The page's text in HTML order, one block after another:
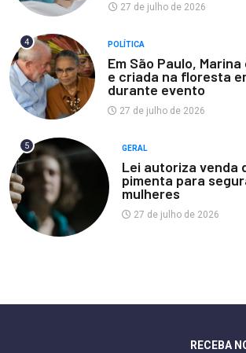
27 de julho de 2026
4 POLÍTICA
Em São Paulo,
e criada na floresta
durante evento
27 de julho de 2026
5 GERAL
Lei autoriza venda
pimenta para
mulheres
27 de julho de 2026
RECEBA